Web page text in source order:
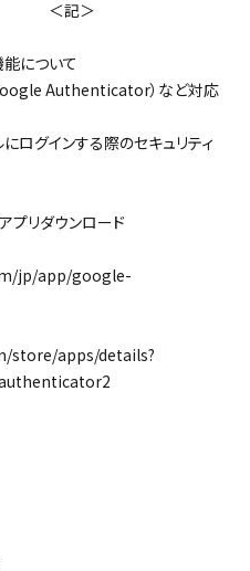
について
Authenticator）など対応
ログインする際のセキュリティ
リダウンロード
app/google-
apps/details?